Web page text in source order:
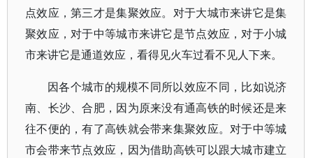
点效应，第三才是集聚效应。对于大城市来讲它是集
聚效应，对于中等城市来讲它是节点效应，对于小城
市来讲它是通道效应，看得见火车过看不见人下来。
因各个城市的规模不同所以效应不同，比如说济
南、长沙、合肥，因为原来没有通高铁的时候还是来
往不便的，有了高铁就会带来集聚效应。对于中等城
市会带来节点效应，因为借助高铁可以跟大城市建立